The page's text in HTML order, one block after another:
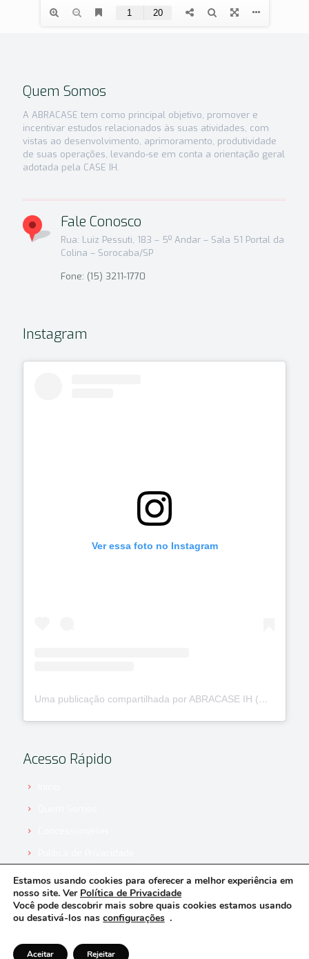
Quem Somos
A ABRACASE tem como principal objetivo, promover e
incentivar estudos relacionados às suas atividades, com
vistas ao desenvolvimento, aprimoramento, produtividade
de suas operações, levando-se em conta a orientação geral
adotada pela CASE IH.
Fale Conosco
Rua: Luiz Pessuti, 183 – 5º Andar – Sala 51 Portal da
Colina – Sorocaba/SP
Fone: (15) 3211-1770
Instagram
Ver essa foto no Instagram
Uma publicação compartilhada por ABRACASE IH (@abracaseih)
Acesso Rápido
© 2020 ABRACASE. All Rights Reserved. by AgroCRM
Estamos usando cookies para oferecer a melhor experiência em
nosso site. Ver Política de Privacidade
Você pode descobrir mais sobre quais cookies estamos usando
ou desativá-los nas configurações .
Aceitar Rejeitar